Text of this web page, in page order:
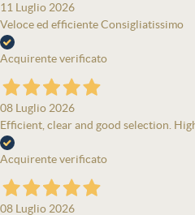
11 Luglio 2026
Veloce ed efficiente Consigliatissimo
Acquirente verificato
08 Luglio 2026
Efficient, clear and good selection.
Acquirente verificato
08 Luglio 2026